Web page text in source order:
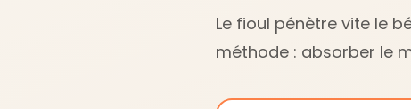
Le fioul pénètre vite le
méthode : absorber le